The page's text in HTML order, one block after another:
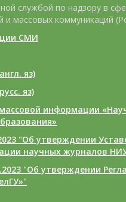
службой по надзору в
и массовых коммуникаций
СМИ
яз)
яз)
информации
"Об утверждении
научных журналов
"Об утверждении